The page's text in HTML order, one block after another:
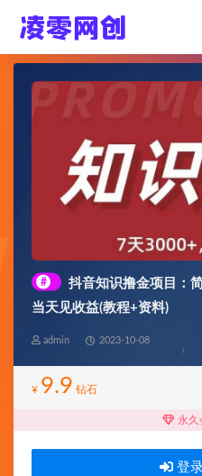
#
抖音知识撸金项目：
当天见收益(教程+资料)
admin 2023-10-08
¥ 9.9 钻石
永久
登